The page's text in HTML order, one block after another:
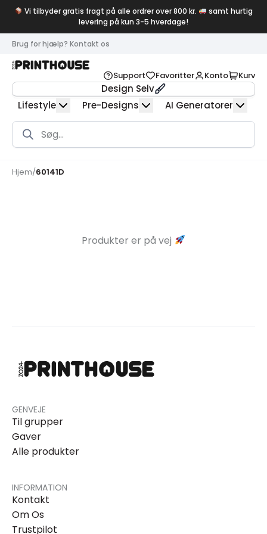
Vi tilbyder gratis fragt på alle ordrer over 800 kr.
samt hurtig
levering på kun 3-5 hverdage!
Brug for hjælp? Kontakt os
Support Favoritter Konto Kurv
Design Selv
Lifestyle
Pre-Designs AI Generatorer
Products
search
Hjem/60141D
Produkter er på vej
GENVEJE
Til grupper
Gaver
Alle produkter
INFORMATION
Kontakt
Om Os
Trustpilot